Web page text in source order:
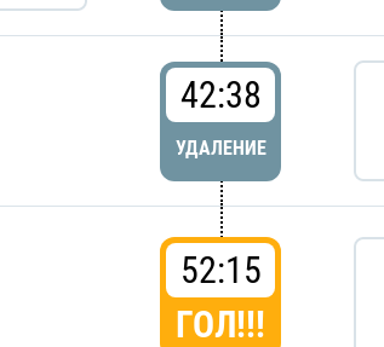
42:38
УДАЛЕНИЕ
52:15
ГОЛ!!!